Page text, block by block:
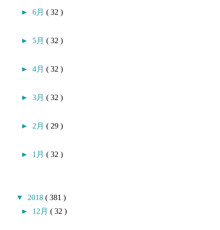
►6月( 32 )
► 5月( 32 )
►4月( 32 )
►3月( 32 )
► 2月( 29 )
► 1月( 32 )
▼ 2018( 381 )
► 12月( 32 )